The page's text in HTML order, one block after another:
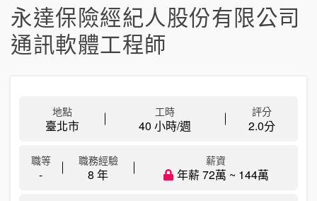
永達保險經紀人股份有限公司
通訊軟體工程師
地點
臺北市
工時
40 小時/週
評分
2.0分
職等
-
職務經驗
8 年
薪資
年薪 72萬 ~ 144萬